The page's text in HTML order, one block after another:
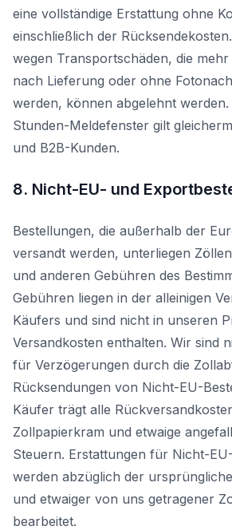
eine vollständige Erstattung ohne
einschließlich der
wegen Transportschäden, die
nach Lieferung oder ohne
werden, können abgelehnt werden.
Stunden-Meldefenster gilt
und B2B-Kunden.
8. Nicht-EU- und
Bestellungen, die außerhalb der
versandt werden, unterliegen
und anderen Gebühren des
Gebühren liegen in der alleinigen
Käufers und sind nicht in unseren
Versandkosten enthalten. Wir sind
für Verzögerungen durch die
Rücksendungen von Nicht-EU-
Käufer trägt alle
Zollpapierkram und etwaige
Steuern. Erstattungen für Nicht-
werden abzüglich der
und etwaiger von uns getragener
bearbeitet.